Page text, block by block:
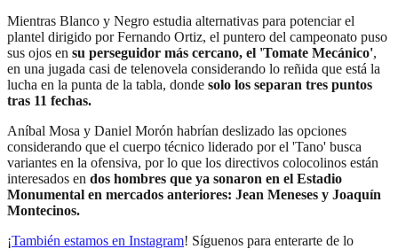
Mientras Blanco y Negro estudia alternativas para potenciar el
plantel dirigido por Fernando Ortiz, el puntero del campeonato puso
sus ojos en su perseguidor más cercano, el 'Tomate Mecánico',
en una jugada casi de telenovela considerando lo reñida que está la
lucha en la punta de la tabla, donde solo los separan tres puntos
tras 11 fechas.
Aníbal Mosa y Daniel Morón habrían deslizado las opciones
considerando que el cuerpo técnico liderado por el 'Tano' busca
variantes en la ofensiva, por lo que los directivos colocolinos están
interesados en dos hombres que ya sonaron en el Estadio
Monumental en mercados anteriores: Jean Meneses y Joaquín
Montecinos.
¡También estamos en Instagram! Síguenos para enterarte de lo